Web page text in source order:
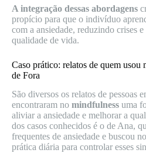
A integração dessas abordagens
propício para que o indivíduo
com a ansiedade, reduzindo crises
qualidade de vida.
Caso prático: relatos de quem usou
de Fora
São diversos os relatos de pessoas
encontraram no mindfulness uma
aliviar a ansiedade e melhorar a
dos casos conhecidos é o de Ana,
frequentes de ansiedade e buscou
prática diária para controlar esses